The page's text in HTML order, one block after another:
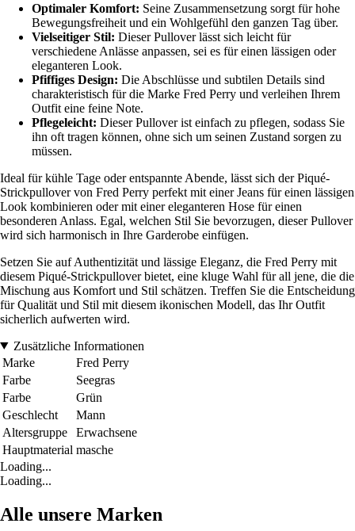
Optimaler Komfort: Seine Zusammensetzung sorgt für hohe
Bewegungsfreiheit und ein Wohlgefühl den ganzen Tag über.
Vielseitiger Stil: Dieser Pullover lässt sich leicht für
verschiedene Anlässe anpassen, sei es für einen lässigen oder
eleganteren Look.
Pfiffiges Design: Die Abschlüsse und subtilen Details sind
charakteristisch für die Marke Fred Perry und verleihen Ihrem
Outfit eine feine Note.
Pflegeleicht: Dieser Pullover ist einfach zu pflegen, sodass Sie
ihn oft tragen können, ohne sich um seinen Zustand sorgen zu
müssen.
Ideal für kühle Tage oder entspannte Abende, lässt sich der Piqué-
Strickpullover von Fred Perry perfekt mit einer Jeans für einen lässigen
Look kombinieren oder mit einer eleganteren Hose für einen
besonderen Anlass. Egal, welchen Stil Sie bevorzugen, dieser Pullover
wird sich harmonisch in Ihre Garderobe einfügen.
Setzen Sie auf Authentizität und lässige Eleganz, die Fred Perry mit
diesem Piqué-Strickpullover bietet, eine kluge Wahl für all jene, die die
Mischung aus Komfort und Stil schätzen. Treffen Sie die Entscheidung
für Qualität und Stil mit diesem ikonischen Modell, das Ihr Outfit
sicherlich aufwerten wird.
Zusätzliche Informationen
Marke
Fred Perry
Farbe
Seegras
Farbe
Grün
Geschlecht
Mann
Altersgruppe
Erwachsene
Hauptmaterial masche
Loading...
Loading...
Alle unsere Marken